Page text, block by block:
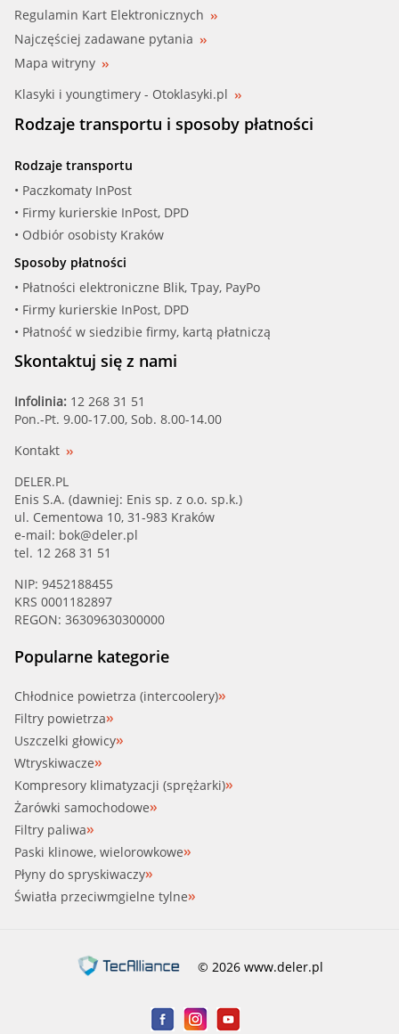
MERCE (603 200 00 15)
MERCE (603 200 00 15 S)
MERCE (6052030075)
MERCE (606 203 01 75)
MERCE (6062090175)
MERCE (A 601 200 01 15)
MERCE (A 602 200 00 15)
MERCE (A 603 200 00 15)
MERCE (A42030975)
MERCE (A6052030075)
MERCE (A6062090175)
SSANG (6062030175)
SSANG (6062030475)
WAHLER (4176.80D)
Regulamin Kart Elektronicznych
Najczęściej zadawane pytania
Mapa witryny
Klasyki i youngtimery - Otoklasyki.pl
Rodzaje transportu i sposoby płatności
Rodzaje transportu
• Paczkomaty InPost
• Firmy kurierskie InPost, DPD
• Odbiór osobisty Kraków
Sposoby płatności
• Płatności elektroniczne Blik, Tpay, PayPo
• Firmy kurierskie InPost, DPD
• Płatność w siedzibie firmy, kartą płatniczą
Skontaktuj się z nami
Infolinia: 12 268 31 51
Pon.-Pt. 9.00-17.00, Sob. 8.00-14.00
Kontakt
DELER.PL
Enis S.A. (dawniej: Enis sp. z o.o. sp.k.)
ul. Cementowa 10, 31-983 Kraków
e-mail: bok@deler.pl
tel. 12 268 31 51
NIP: 9452188455
KRS 0001182897
REGON: 36309630300000
Popularne kategorie
Chłodnice powietrza (intercoolery)
Filtry powietrza
Uszczelki głowicy
Wtryskiwacze
Kompresory klimatyzacji (sprężarki)
Żarówki samochodowe
Filtry paliwa
Paski klinowe, wielorowkowe
Płyny do spryskiwaczy
Światła przeciwmgielne tylne
© 2026 www.deler.pl